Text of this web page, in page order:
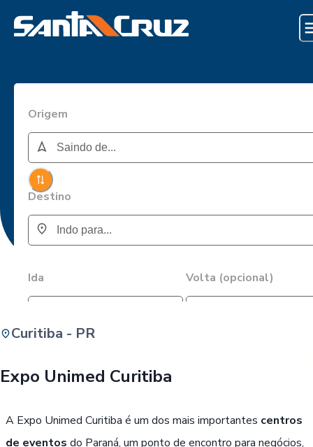
Origem
Destino
Ida Volta (opcional)
Curitiba - PR
Expo Unimed Curitiba
A Expo Unimed Curitiba é um dos mais importantes centros
de eventos do Paraná, um ponto de encontro para negócios,